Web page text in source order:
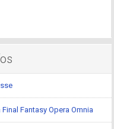
Fantasy Opera Omnia